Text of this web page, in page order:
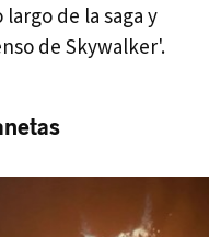
de la saga y
de Skywalker'.